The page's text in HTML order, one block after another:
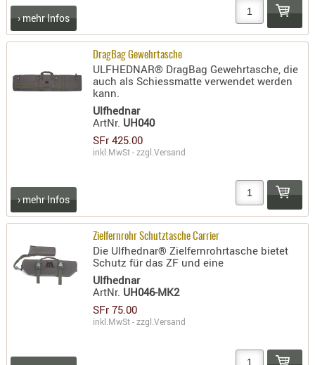
ABZÜGE
BASEN -
CHASSIS
-
MAGAZINE
RIEMEN
› mehr Infos
DragBag Gewehrtasche
ULFHEDNAR® DragBag Gewehrtasche, die
auch als Schiessmatte verwendet werden
kann.
Ulfhednar
ArtNr. UH040
SFr 425.00
inkl.MwSt - zzgl.Versand
› mehr Infos
Zielfernrohr Schutztasche Carrier
Die Ulfhednar® Zielfernrohrtasche bietet
Schutz für das ZF und eine
Ulfhednar
ArtNr. UH046-MK2
SFr 75.00
inkl.MwSt - zzgl.Versand